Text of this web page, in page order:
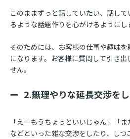
このままずっと話していたい、話し
るような話題作りを心がけるようにし
そのためには、お客様の仕事や趣味
になります。お客様に質問して引き
せん。
2.無理やりな延長交渉を
「えーもうちょっといいじゃん」「
などといった雑な交渉をしたり、しつ